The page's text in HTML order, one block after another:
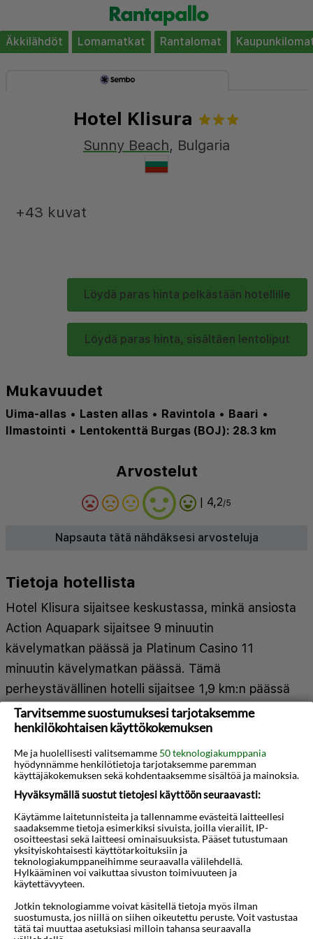
Äkkilähdöt Lomamatkat Rantalomat
Hotel Klisura
Sunny Beach, Bulgaria
Löydä paras hinta pelkästään hotellille
Löydä paras hinta, sisältäen lentoliput
+43 kuvat
Mukavuudet
Uima-allas • Lasten allas • Ravintola • Baari •
Ilmastointi • Lentokenttä Burgas (BOJ): 28.3 km
Arvostelut
| 4,2/5
Napsauta tätä nähdäksesi arvosteluja
Tietoja hotellista
Hotel Klisura sijaitsee keskustassa, minkä ansiosta
Action Aquapark sijaitsee 9 minuutin
kävelymatkan päässä ja Platinum Casino 11
minuutin kävelymatkan päässä. Tämä
perheystävällinen hotelli sijaitsee 1,9 km:n päässä
kohteesta Luna Park ja 5,6 km:n päässä kohteesta
Dineviin venesatama. Kaikkien 32 huoneen
mukavuuksiin kuuluu ilmastointi. Jokaisessa
huoneessa on parveke tai terassi. Mukavuuksiin
kuuluu satelliittikanavat sekä ilmainen langaton
internetyhteys. Kylpyhuoneesta löytyy suihku,
ilmaiset hygieniatuotteet ja hiustenkuivaaja.
Käytössäsi on express-sisäänkirjautuminen,
express-uloskirjautuminen ja
kuivapesula-/pesulapalvelut. Käytössäsi on
lentokenttäkuljetukset (saatavilla ympäri
vuorokauden). Jos saavut autolla, voit pysäköidä
Näytä lisää
Kartta
Tarvitsemme suostumuksesi tarjotaksemme
henkilökohtaisen käyttökokemuksen
Me ja huolellisesti valitsemamme 50 teknologiakumppania
hyödynnämme henkilötietoja tarjotaksemme paremman
käyttäjäkokemuksen sekä kohdentaaksemme sisältöä ja mainoksia.
Hyväksymällä suostut tietojesi käyttöön seuraavasti:
Käytämme laitetunnisteita ja tallennamme evästeitä laitteellesi
saadaksemme tietoja esimerkiksi sivuista, joilla vierailit, IP-
osoitteestasi sekä laitteesi ominaisuuksista. Pääset tutustumaan
yksityiskohtaisesti käyttötarkoituksiin ja
teknologiakumppaneihimme seuraavalla välilehdellä.
Hylkääminen voi vaikuttaa sivuston toimivuuteen ja
käytettävyyteen.
Jotkin teknologiamme voivat käsitellä tietoja myös ilman
suostumusta, jos niillä on siihen oikeutettu peruste. Voit vastustaa
tätä tai muuttaa asetuksiasi milloin tahansa seuraavalla